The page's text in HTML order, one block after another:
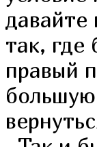
так, где
правый